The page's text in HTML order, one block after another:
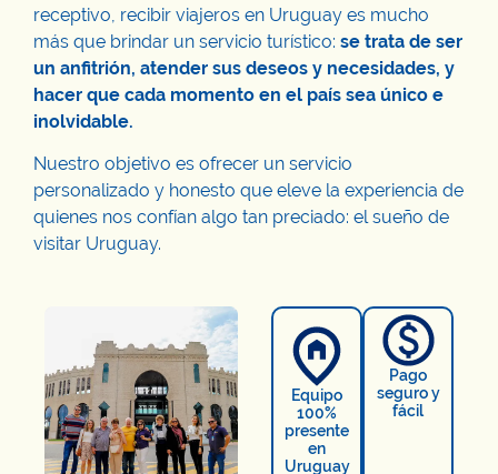
receptivo, recibir viajeros en Uruguay es mucho
más que brindar un servicio turístico: se trata de ser
un anfitrión, atender sus deseos y necesidades, y
hacer que cada momento en el país sea único e
inolvidable.
Nuestro objetivo es ofrecer un servicio
personalizado y honesto que eleve la experiencia de
quienes nos confían algo tan preciado: el sueño de
visitar Uruguay.
Equipo
100%
presente
en
Uruguay
Pago
seguro y
fácil